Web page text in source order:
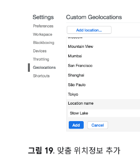
그림 19. 맞춤 위치정보 추가